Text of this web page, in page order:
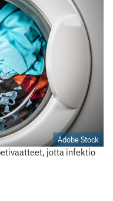
Adobe Stock
jotta infektio